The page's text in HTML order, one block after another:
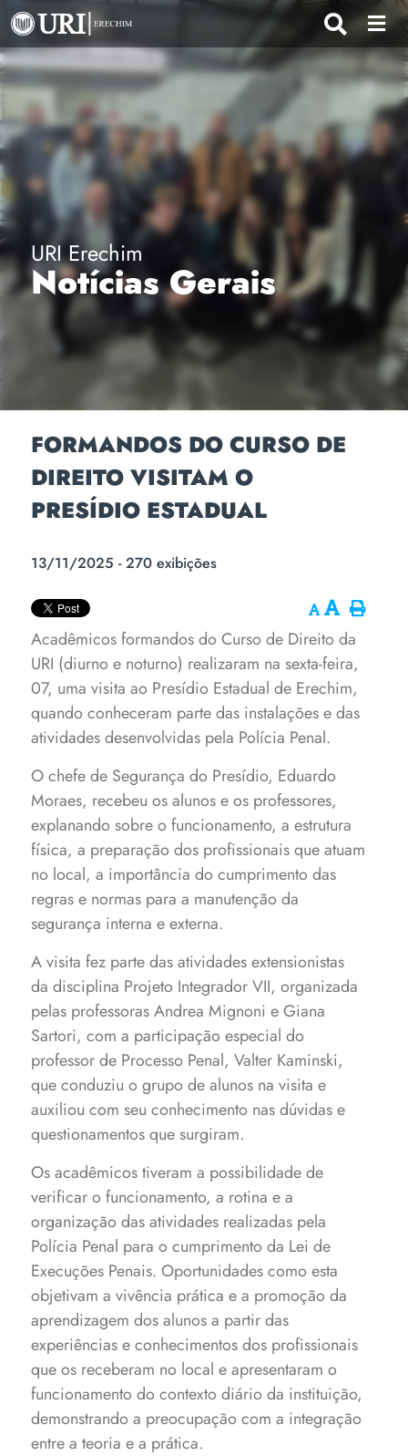
URI Erechim
Notícias Gerais
FORMANDOS DO CURSO DE
DIREITO VISITAM O
PRESÍDIO ESTADUAL
13/11/2025 - 270 exibições
Acadêmicos formandos do Curso de Direito da
URI (diurno e noturno) realizaram na sexta-feira,
07, uma visita ao Presídio Estadual de Erechim,
quando conheceram parte das instalações e das
atividades desenvolvidas pela Polícia Penal.
O chefe de Segurança do Presídio, Eduardo
Moraes, recebeu os alunos e os professores,
explanando sobre o funcionamento, a estrutura
física, a preparação dos profissionais que atuam
no local, a importância do cumprimento das
regras e normas para a manutenção da
segurança interna e externa.
A visita fez parte das atividades extensionistas
da disciplina Projeto Integrador VII, organizada
pelas professoras Andrea Mignoni e Giana
Sartori, com a participação especial do
professor de Processo Penal, Valter Kaminski,
que conduziu o grupo de alunos na visita e
auxiliou com seu conhecimento nas dúvidas e
questionamentos que surgiram.
Os acadêmicos tiveram a possibilidade de
verificar o funcionamento, a rotina e a
organização das atividades realizadas pela
Polícia Penal para o cumprimento da Lei de
Execuções Penais. Oportunidades como esta
objetivam a vivência prática e a promoção da
aprendizagem dos alunos a partir das
experiências e conhecimentos dos profissionais
que os receberam no local e apresentaram o
funcionamento do contexto diário da instituição,
demonstrando a preocupação com a integração
entre a teoria e a prática.